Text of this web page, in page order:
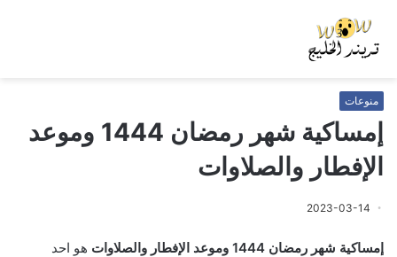
منوعات
إمساكية شهر رمضان 1444 وموعد
الإفطار والصلاوات
2023-03-14
إمساكية شهر رمضان 1444 وموعد الإفطار والصلاوات
هو احد